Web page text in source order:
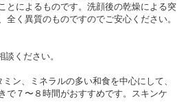
とによるものです。洗顔後の乾燥による突
く異質のものですのでご安心ください。
ください。
ン、ミネラルの多い和食を中心にして、
で７〜８時間がおすすめです。スキンケ